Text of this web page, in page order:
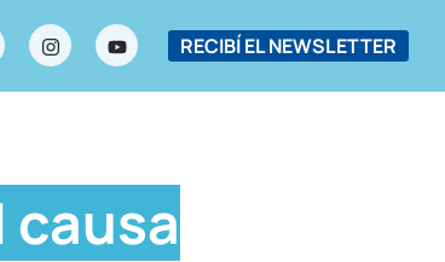
RECIBÍ EL NEWSLETTER